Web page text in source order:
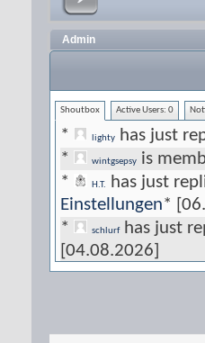
Admin
Shoutbox Active Users: 0
* lighty has just
*
wintgsepsy is
*
H.T. has just
Einstellungen*
*
schlurf has just
[04.08.2026]
*
has just